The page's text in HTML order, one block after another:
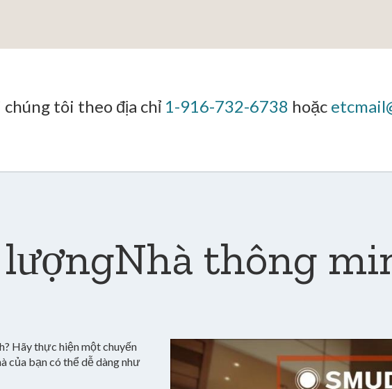
chúng tôi theo địa chỉ 1-916-732-6738 hoặc
thông
Hãy thực hiện một chuyến
của bạn có thể dễ dàng như